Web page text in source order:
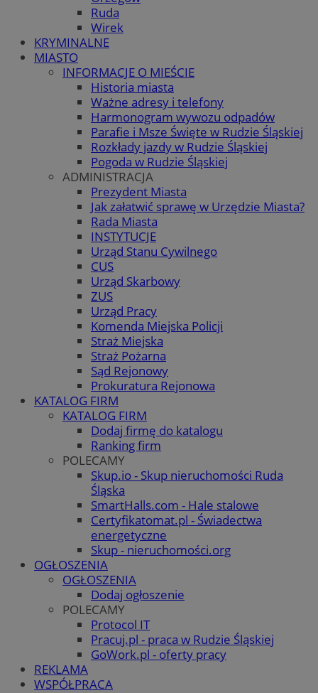
Ruda
Wirek
KRYMINALNE
MIASTO
INFORMACJE O MIEŚCIE
Historia miasta
Ważne adresy i telefony
Harmonogram wywozu odpadów
Parafie i Msze Święte w Rudzie Śląskiej
Rozkłady jazdy w Rudzie Śląskiej
Pogoda w Rudzie Śląskiej
ADMINISTRACJA
Prezydent Miasta
Jak załatwić sprawę w Urzędzie Miasta?
Rada Miasta
INSTYTUCJE
Urząd Stanu Cywilnego
CUS
Urząd Skarbowy
ZUS
Urząd Pracy
Komenda Miejska Policji
Straż Miejska
Straż Pożarna
Sąd Rejonowy
Prokuratura Rejonowa
KATALOG FIRM
KATALOG FIRM
Dodaj firmę do katalogu
Ranking firm
POLECAMY
Skup.io - Skup nieruchomości Ruda
Śląska
SmartHalls.com - Hale stalowe
Certyfikatomat.pl - Świadectwa
energetyczne
Skup - nieruchomości.org
OGŁOSZENIA
OGŁOSZENIA
Dodaj ogłoszenie
POLECAMY
Protocol IT
Pracuj.pl - praca w Rudzie Śląskiej
GoWork.pl - oferty pracy
REKLAMA
WSPÓŁPRACA